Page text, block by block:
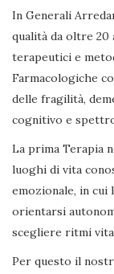
In Generali
qualità da oltre
terapeutici e
Farmacologiche
delle fragilità,
cognitivo e
La prima Terapia
luoghi di vita
emozionale, in cui
orientarsi
scegliere ritmi
Per questo il